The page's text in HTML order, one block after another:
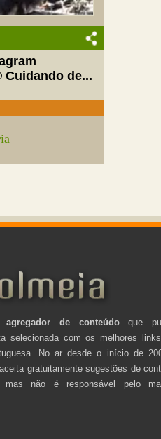
Cuidando de...
agregador de conteúdoque
selecionada com os melhores
No ar desde o início de
gratuitamente sugestões de
, mas não é responsável pelo